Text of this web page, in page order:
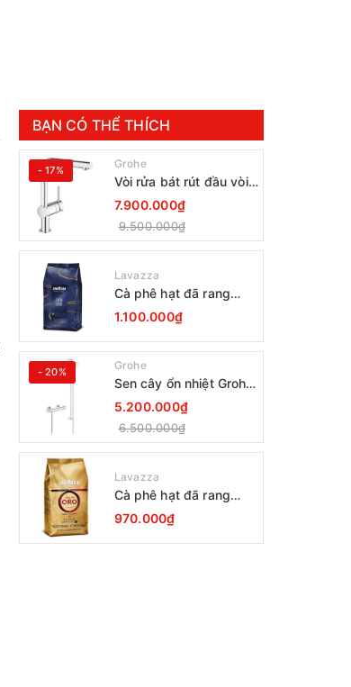
BẠN CÓ THỂ THÍCH
- 17% Grohe
Vòi rửa bát rút đầu vòi
Grohe Minta 30274000
7.900.000₫
9.500.000₫
Lavazza
Cà phê hạt đã rang
Lavazza Coffee
Espresso Super Crema
1000g Date 12-2027
1.100.000₫
- 20% Grohe
Sen cây ổn nhiệt Grohe
Grohtherm 800
34566001
5.200.000₫
6.500.000₫
Lavazza
Cà phê hạt đã rang
Lavazza Oro Qualita
1000g
970.000₫